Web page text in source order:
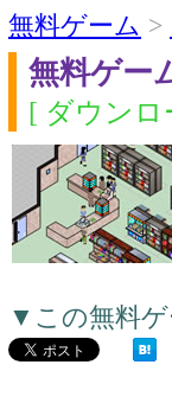
無料ゲーム >
無料ゲー
[ ダウンロ
▼この無料ゲ